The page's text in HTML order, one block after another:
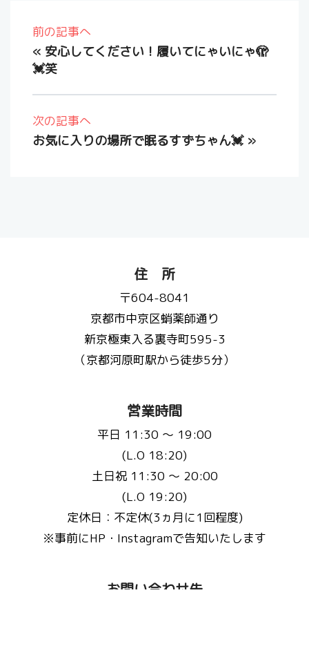
前の記事へ
« 安心してください！履いてにゃいにゃ🫣
💓笑
次の記事へ
お気に入りの場所で眠るすずちゃん💓»
住 所
〒604-8041
京都市中京区蛸薬師通り
新京極東入る裏寺町595-3
（京都河原町駅から徒歩5分）
営業時間
平日 11:30 〜 19:00
(L.O 18:20)
土日祝 11:30 〜 20:00
(L.O 19:20)
定休日：不定休(3ヵ月に1回程度)
※事前にHP・Instagramで告知いたします
お問い合わせ先